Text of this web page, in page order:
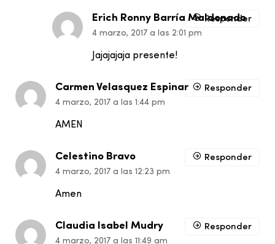
Erich Ronny Barría Maldonado
4 marzo, 2017 a las 2:01 pm
Jajajajaja presente!
Responder
Carmen Velasquez Espinar
4 marzo, 2017 a las 1:44 pm
AMEN
Responder
Celestino Bravo
4 marzo, 2017 a las 12:23 pm
Amen
Responder
Claudia Isabel Mudry
4 marzo, 2017 a las 11:49 am
Responder